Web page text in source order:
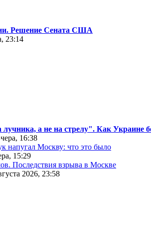
Решение Сената США
23:14
лучника, а не на стрелу". Как Украине
16:38
напугал Москву: что это было
15:29
Последствия взрыва в Москве
2026, 23:58